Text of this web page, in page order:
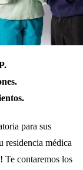
para sus
residencia médica
Te contaremos los